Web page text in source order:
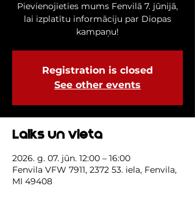
Pievienojieties mums Fenvilā 7. jūnijā,
lai izplatītu informāciju par Diopas
kampaņu!
Registration is closed
See other events
Laiks un vieta
2026. g. 07. jūn. 12:00 – 16:00
Fenvila VFW 7911, 2372 53. iela, Fenvila,
MI 49408